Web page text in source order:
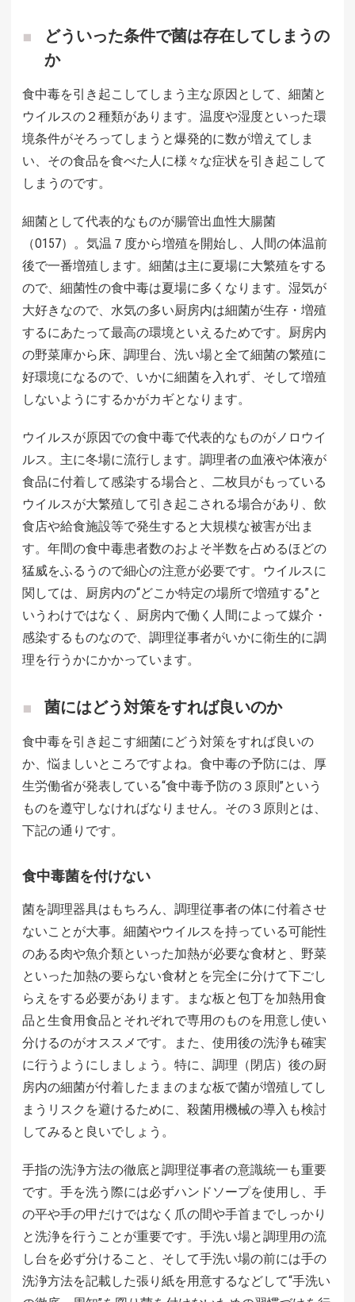
どういった条件で菌は存在してしまうの
か
食中毒を引き起こしてしまう主な原因として、細菌と
ウイルスの２種類があります。温度や湿度といった環
境条件がそろってしまうと爆発的に数が増えてしま
い、その食品を食べた人に様々な症状を引き起こして
しまうのです。
細菌として代表的なものが腸管出血性大腸菌
（O157）。気温７度から増殖を開始し、人間の体温前
後で一番増殖します。細菌は主に夏場に大繁殖をする
ので、細菌性の食中毒は夏場に多くなります。湿気が
大好きなので、水気の多い厨房内は細菌が生存・増殖
するにあたって最高の環境といえるためです。厨房内
の野菜庫から床、調理台、洗い場と全て細菌の繁殖に
好環境になるので、いかに細菌を入れず、そして増殖
しないようにするかがカギとなります。
ウイルスが原因での食中毒で代表的なものがノロウイ
ルス。主に冬場に流行します。調理者の血液や体液が
食品に付着して感染する場合と、二枚貝がもっている
ウイルスが大繁殖して引き起こされる場合があり、飲
食店や給食施設等で発生すると大規模な被害が出ま
す。年間の食中毒患者数のおよそ半数を占めるほどの
猛威をふるうので細心の注意が必要です。ウイルスに
関しては、厨房内の“どこか特定の場所で増殖する”と
いうわけではなく、厨房内で働く人間によって媒介・
感染するものなので、調理従事者がいかに衛生的に調
理を行うかにかかっています。
菌にはどう対策をすれば良いのか
食中毒を引き起こす細菌にどう対策をすれば良いの
か、悩ましいところですよね。食中毒の予防には、厚
生労働省が発表している“食中毒予防の３原則”という
ものを遵守しなければなりません。その３原則とは、
下記の通りです。
食中毒菌を付けない
菌を調理器具はもちろん、調理従事者の体に付着させ
ないことが大事。細菌やウイルスを持っている可能性
のある肉や魚介類といった加熱が必要な食材と、野菜
といった加熱の要らない食材とを完全に分けて下ごし
らえをする必要があります。まな板と包丁を加熱用食
品と生食用食品とそれぞれで専用のものを用意し使い
分けるのがオススメです。また、使用後の洗浄も確実
に行うようにしましょう。特に、調理（閉店）後の厨
房内の細菌が付着したままのまな板で菌が増殖してし
まうリスクを避けるために、殺菌用機械の導入も検討
してみると良いでしょう。
手指の洗浄方法の徹底と調理従事者の意識統一も重要
です。手を洗う際には必ずハンドソープを使用し、手
の平や手の甲だけではなく爪の間や手首までしっかり
と洗浄を行うことが重要です。手洗い場と調理用の流
し台を必ず分けること、そして手洗い場の前には手の
洗浄方法を記載した張り紙を用意するなどして“手洗い